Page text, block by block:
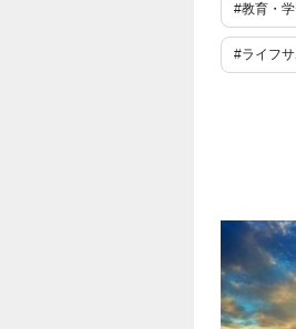
#教育・
#ライフサ